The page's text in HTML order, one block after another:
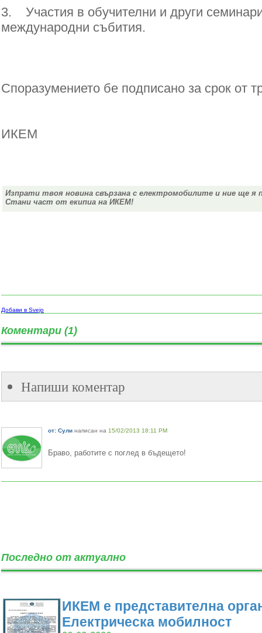
3. Участия в обучителни и други
международни събития.
Споразумението бе подписано за срок от
ИКЕМ
Изпрати твоя новина свързана с електромобилите и ние ще я
Стани част от екипиа на ИКЕМ!
Добави в Svejo
Коментари (1)
Напиши коментар
от: Сули написан на 15/02/2013 18:11 PM
Браво, работите с поглед в бъдещето!
Последно от актуално
ИКЕМ е представителна
Електрическа мобилност